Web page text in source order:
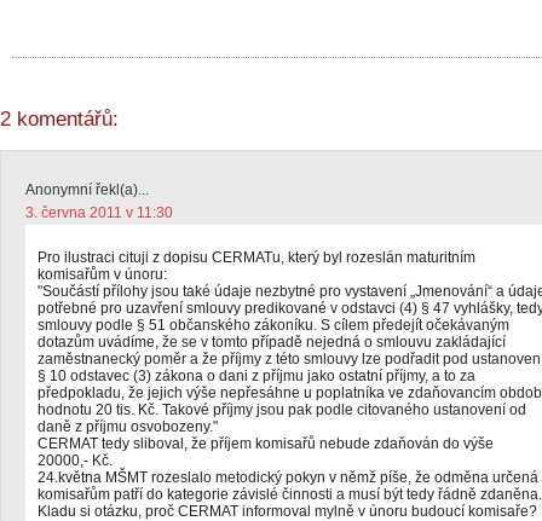
2 komentářů:
Anonymní řekl(a)...
3. června 2011 v 11:30
Pro ilustraci cituji z dopisu CERMATu, který byl rozeslán maturitním
komisařům v únoru:
"Součástí přílohy jsou také údaje nezbytné pro vystavení „Jmenování“ a
potřebné pro uzavření smlouvy predikované v odstavci (4) § 47 vyhlášky,
smlouvy podle § 51 občanského zákoníku. S cílem předejít očekávaným
dotazům uvádíme, že se v tomto případě nejedná o smlouvu zakládající
zaměstnanecký poměr a že příjmy z této smlouvy lze podřadit pod
§ 10 odstavec (3) zákona o dani z příjmu jako ostatní příjmy, a to za
předpokladu, že jejich výše nepřesáhne u poplatníka ve zdaňovancím
hodnotu 20 tis. Kč. Takové příjmy jsou pak podle citovaného ustanovení od
daně z příjmu osvobozeny."
CERMAT tedy sliboval, že příjem komisařů nebude zdaňován do výše
20000,- Kč.
24.května MŠMT rozeslalo metodický pokyn v němž píše, že odměna určená
komisařům patří do kategorie závislé činnosti a musí být tedy řádně zdaněna.
Kladu si otázku, proč CERMAT informoval mylně v únoru budoucí komisaře?